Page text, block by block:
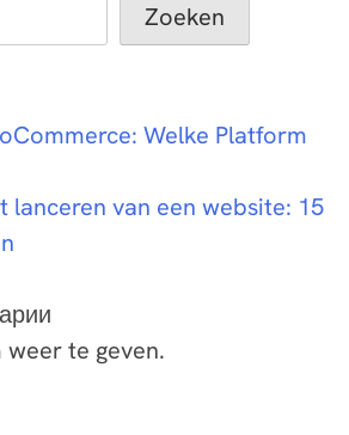
Zoeken
Welke Platform
lanceren van een website: 15
te geven.